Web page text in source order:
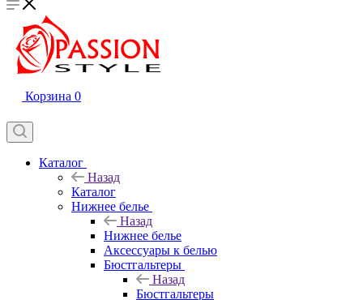
Корзина 0
Каталог
Назад
Каталог
Нижнее белье
Назад
Нижнее белье
Аксессуары к белью
Бюстгальтеры
Назад
Бюстгальтеры